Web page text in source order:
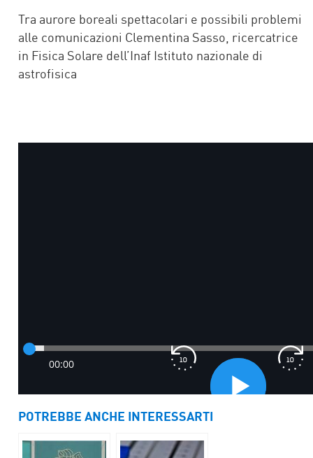
FACEBOOK
TWITTER
WHATSAPP
MAIL
Tra aurore boreali spettacolari e possibili problemi
alle comunicazioni Clementina Sasso, ricercatrice
in Fisica Solare dell’Inaf Istituto nazionale di
astrofisica
POTREBBE ANCHE INTERESSARTI